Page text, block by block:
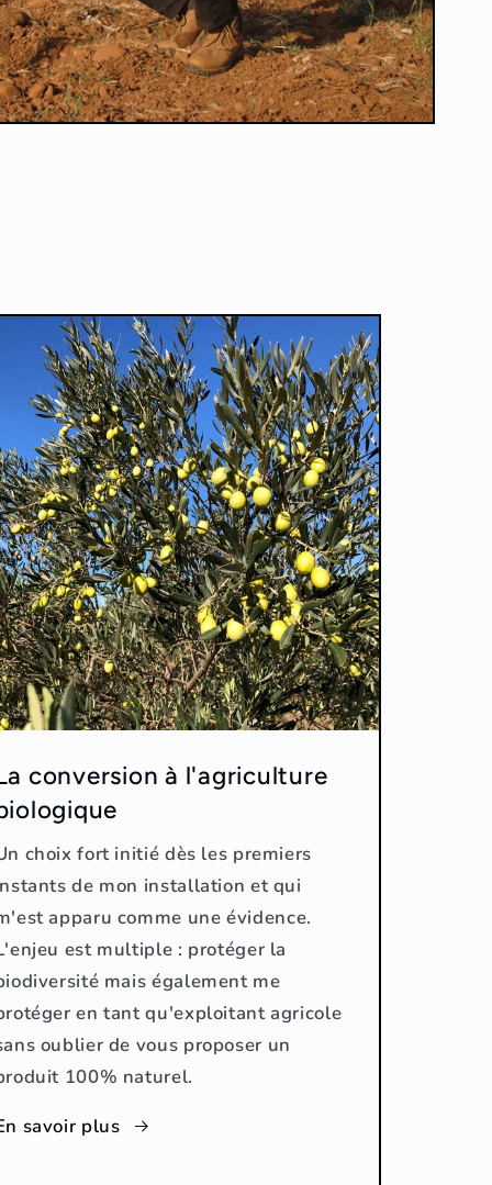
conversion à l'agriculture
choix fort initié dès les premiers
de mon installation et qui
apparu comme une évidence.
est multiple : protéger la
mais également me
en tant qu'exploitant agricole
oublier de vous proposer un
100% naturel.
savoir plus